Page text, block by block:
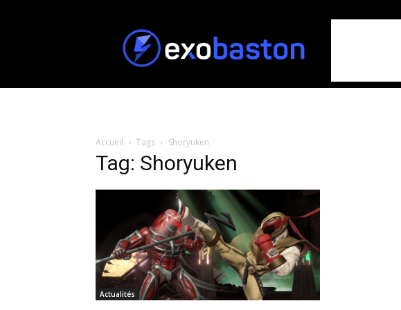
Accueil Tags Shoryuken
Tag: Shoryuken
Actualités